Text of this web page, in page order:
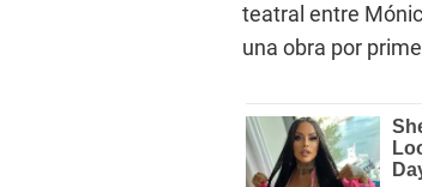
teatral entre
una obra por